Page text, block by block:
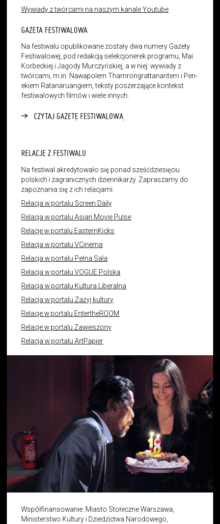
Wywiady z twórcami na naszym kanale Youtube
GAZETA FESTIWALOWA
Na festiwalu opublikowane zostały dwa numery Gazety
Festiwalowej, pod redakcją selekcjonerek programu, Mai
Korbeckiej i Jagody Murczyńskiej, a w niej: wywiady z
twórcami, m.in. Nawapolem Thamrongrattanaritem i Pen-
ekiem Ratanaruangiem, teksty poszerzające kontekst
festiwalowych filmów i wiele innych.
CZYTAJ GAZETĘ FESTIWALOWĄ
RELACJE Z FESTIWALU
Na festiwal akredytowało się ponad sześćdziesięciu
polskich i zagranicznych dziennikarzy. Zapraszamy do
zapoznania się z ich relacjami:
Relacja w portalu Screen Daily
Relacja w portalu Asian Movie Pulse
Relacje w portalu EasternKicks
Relacja w portalu VCinema
Relacja w portalu Pełna Sala
Relacja w portalu VOGUE Polska
Relacja w portalu Kultura Liberalna
Relacja w portalu Zażyj kultury
Relacje w portalu EntertheROOM
Relacje w portalu Zawieszony
Relacja w portalu ArtPapier
Współfinansowanie: Miasto Stołeczne Warszawa,
Ministerstwo Kultury i Dziedzictwa Narodowego,